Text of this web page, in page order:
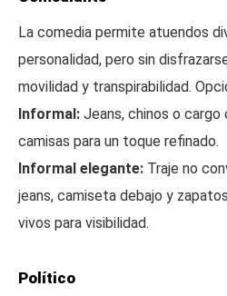
La comedia permite atuendos
personalidad, pero sin
movilidad y transpirabilidad.
Informal: Jeans, chinos o
camisas para un toque refinado.
Informal elegante: Traje no
jeans, camiseta debajo y
vivos para visibilidad.
Político